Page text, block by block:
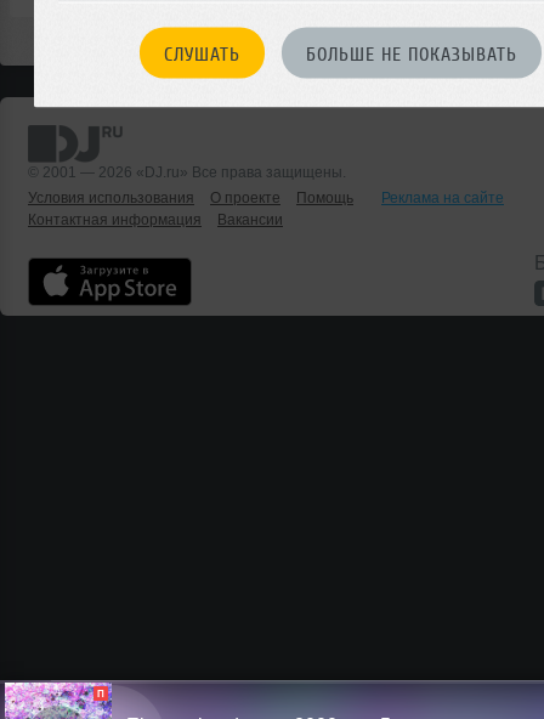
СЛУШАТЬ БОЛЬШЕ НЕ ПОКАЗЫВАТЬ
© 2001 — 2026 «DJ.ru» Все права защищены.
Условия использования
О проекте Помощь
Реклама на сайте
Контактная информация
Вакансии
П